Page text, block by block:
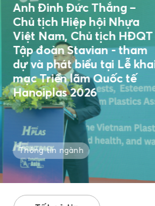
Đức Thắng –
Hiệp hội Nhựa
Chủ tịch HĐQT
Stavian - tham
phát biểu tại Lễ khai
Triển lãm Quốc tế
2026
tin ngành